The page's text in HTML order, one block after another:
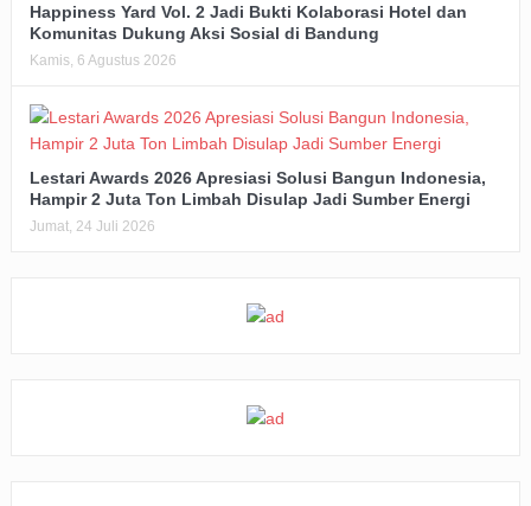
Happiness Yard Vol. 2 Jadi Bukti Kolaborasi Hotel dan
Komunitas Dukung Aksi Sosial di Bandung
Kamis, 6 Agustus 2026
Lestari Awards 2026 Apresiasi Solusi Bangun Indonesia,
Hampir 2 Juta Ton Limbah Disulap Jadi Sumber Energi
Jumat, 24 Juli 2026